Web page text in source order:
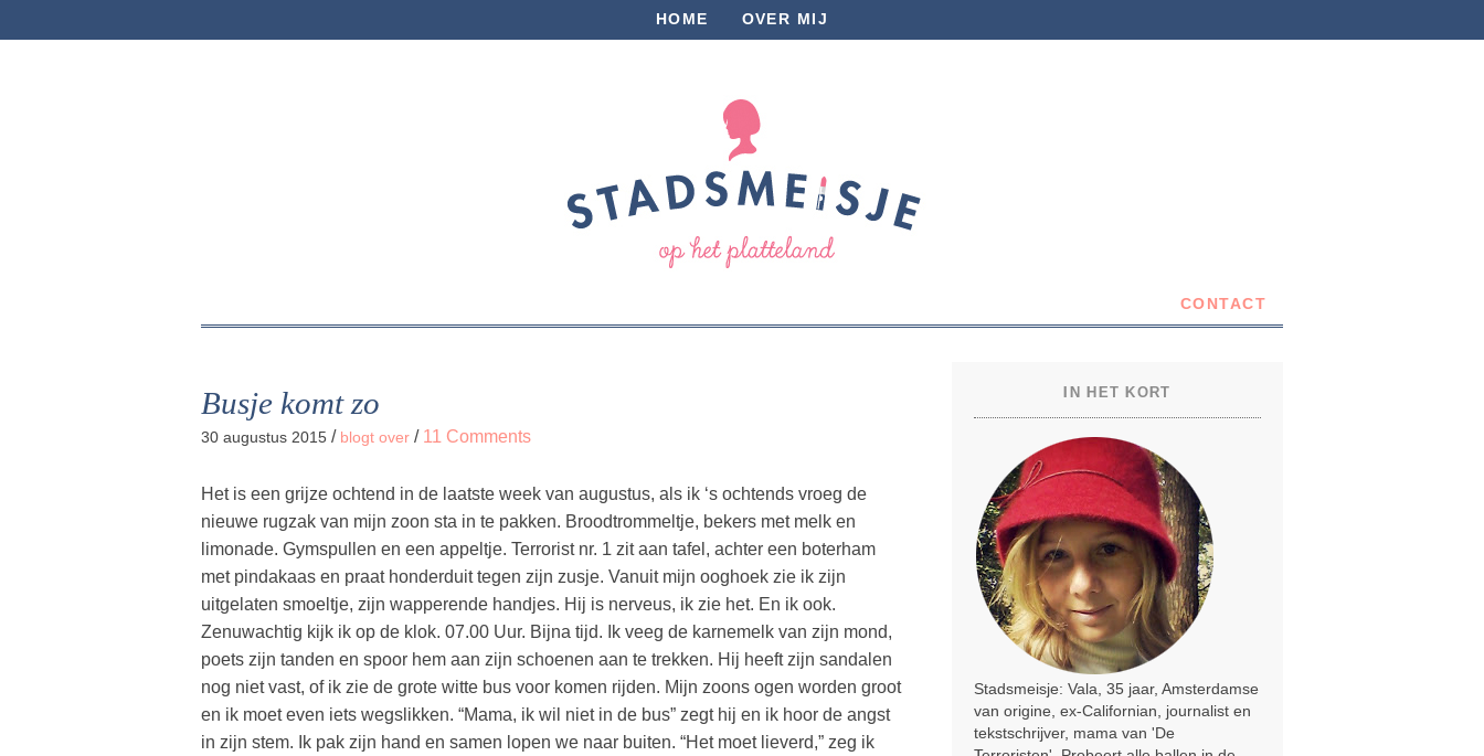
HOME OVER MIJ
CONTACT
Busje komt zo
30 augustus 2015 / blogt over / 11 Comments
Het is een grijze ochtend in de laatste week van augustus, als ik ‘s ochtends vroeg de
nieuwe rugzak van mijn zoon sta in te pakken. Broodtrommeltje, bekers met melk en
limonade. Gymspullen en een appeltje. Terrorist nr. 1 zit aan tafel, achter een boterham
met pindakaas en praat honderduit tegen zijn zusje. Vanuit mijn ooghoek zie ik zijn
uitgelaten smoeltje, zijn wapperende handjes. Hij is nerveus, ik zie het. En ik ook.
Zenuwachtig kijk ik op de klok. 07.00 Uur. Bijna tijd. Ik veeg de karnemelk van zijn mond,
poets zijn tanden en spoor hem aan zijn schoenen aan te trekken. Hij heeft zijn sandalen
nog niet vast, of ik zie de grote witte bus voor komen rijden. Mijn zoons ogen worden groot
en ik moet even iets wegslikken. “Mama, ik wil niet in de bus” zegt hij en ik hoor de angst
in zijn stem. Ik pak zijn hand en samen lopen we naar buiten. “Het moet lieverd,” zeg ik
IN HET KORT
Stadsmeisje: Vala, 35 jaar, Amsterdamse
van origine, ex-Californian, journalist en
tekstschrijver, mama van 'De